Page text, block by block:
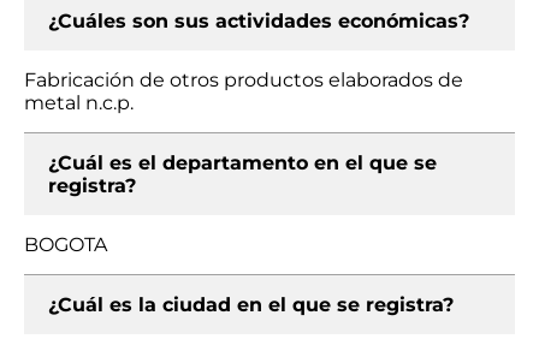
¿Cuáles son sus actividades económicas?
Fabricación de otros productos elaborados de
metal n.c.p.
¿Cuál es el departamento en el que se
registra?
BOGOTA
¿Cuál es la ciudad en el que se registra?